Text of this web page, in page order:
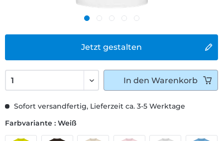
Jetzt gestalten
Sofort versandfertig, Lieferzeit ca. 3-5 Werktage
Farbvariante : Weiß
In den Warenkorb